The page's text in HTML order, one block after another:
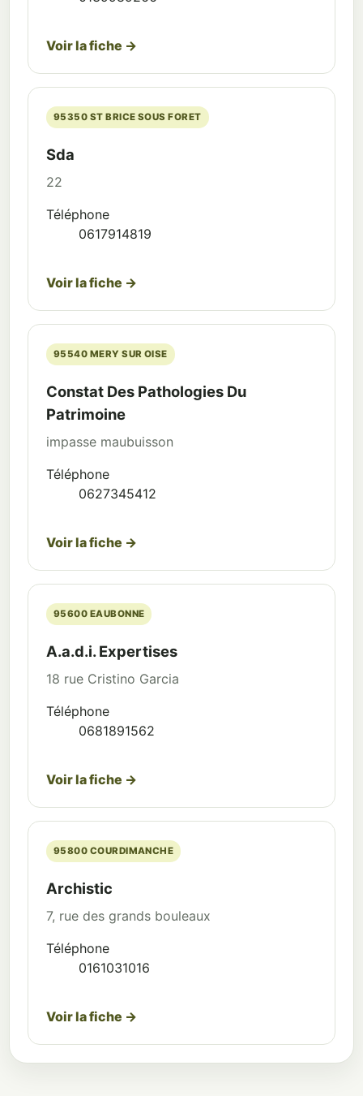
Voir la fiche →
95350 ST BRICE SOUS FORET
Sda
22
Téléphone
0617914819
Voir la fiche →
95540 MERY SUR OISE
Constat Des Pathologies Du
Patrimoine
impasse maubuisson
Téléphone
0627345412
Voir la fiche →
95600 EAUBONNE
A.a.d.i. Expertises
18 rue Cristino Garcia
Téléphone
0681891562
Voir la fiche →
95800 COURDIMANCHE
Archistic
7, rue des grands bouleaux
Téléphone
0161031016
Voir la fiche →